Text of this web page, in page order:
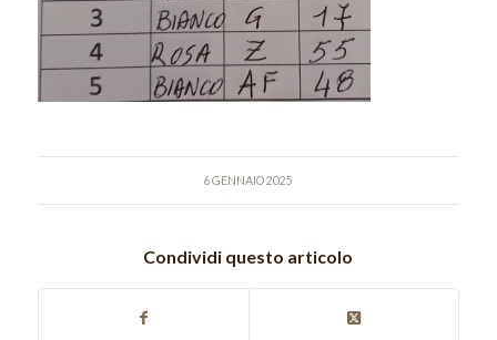
6 GENNAIO 2025
Condividi questo articolo